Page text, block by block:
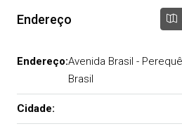
Endereço
Endereço:Avenida Brasil -
Brasil
Cidade: